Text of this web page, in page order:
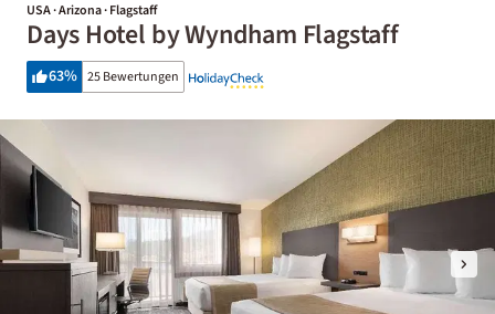
USA · Arizona · Flagstaff
Days Hotel by Wyndham Flagstaff
63% 25 Bewertungen